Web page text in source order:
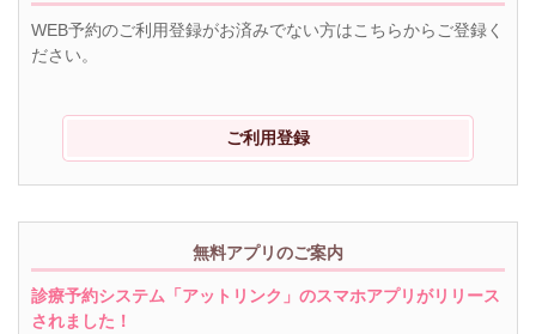
WEB予約のご利用登録がお済みでない方はこちらからご登録く
ださい。
ご利用登録
無料アプリのご案内
診療予約システム「アットリンク」のスマホアプリがリリース
されました！